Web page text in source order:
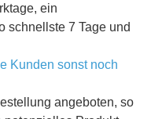
ein
schnellste 7 Tage und
Kunden sonst noch
angeboten, so